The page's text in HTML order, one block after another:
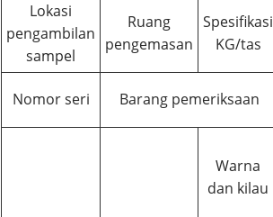
Lokasi
pengambilan
sampel
Ruang
pengemasan
Spesifikasi
KG/tas
Nomor seri Barang pemeriksaan
Warna
dan kilau